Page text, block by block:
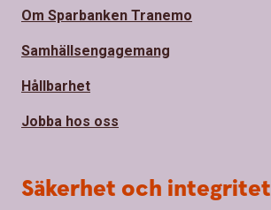
Om Sparbanken Tranemo
Samhällsengagemang
Hållbarhet
Jobba hos oss
Säkerhet och integritet